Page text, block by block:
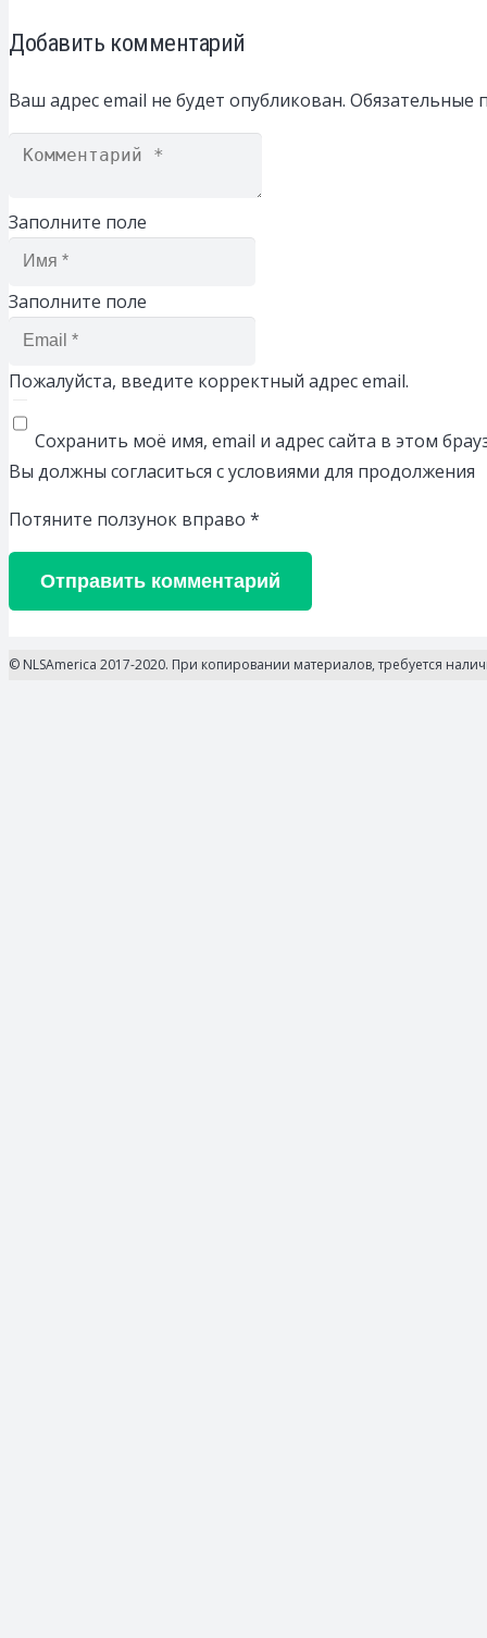
Добавить комментарий
Ваш адрес email не будет опубликован. Обязательные
Заполните поле
Заполните поле
Пожалуйста, введите корректный адрес email.
Сохранить моё имя, email и адрес сайта в этом
Вы должны согласиться с условиями для продолжения
Потяните ползунок вправо *
Отправить комментарий
© NLSAmerica 2017-2020. При копировании материалов, требуется